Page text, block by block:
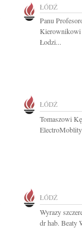
ŁÓDŹ
Panu
Łodzi...
ŁÓDŹ
Tomaszowi
ŁÓDŹ
Wyrazy
dr hab. Beaty